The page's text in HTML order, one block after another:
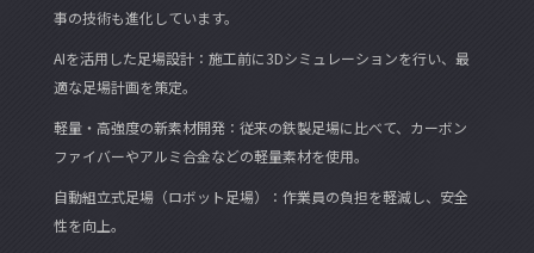
事の技術も進化しています。
AIを活用した足場設計：施工前に3Dシミュレーションを行い、最
適な足場計画を策定。
軽量・高強度の新素材開発：従来の鉄製足場に比べて、カーボン
ファイバーやアルミ合金などの軽量素材を使用。
自動組立式足場（ロボット足場）：作業員の負担を軽減し、安全
性を向上。